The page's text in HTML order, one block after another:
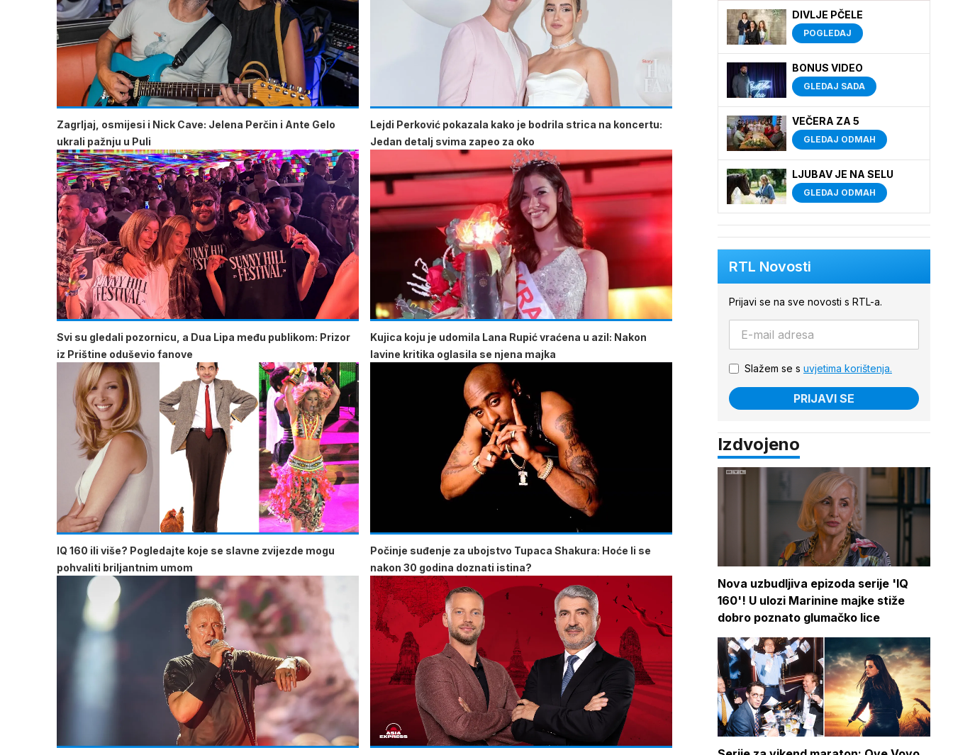
Zagrljaj, osmijesi i Nick Cave: Jelena Perčin i Ante Gelo
ukrali pažnju u Puli
Lejdi Perković pokazala kako je bodrila strica na koncertu:
Jedan detalj svima zapeo za oko
Svi su gledali pozornicu, a Dua Lipa među publikom: Prizor
iz Prištine oduševio fanove
Kujica koju je udomila Lana Rupić vraćena u azil: Nakon
lavine kritika oglasila se njena majka
IQ 160 ili više? Pogledajte koje se slavne zvijezde mogu
pohvaliti briljantnim umom
Počinje suđenje za ubojstvo Tupaca Shakura: Hoće li se
nakon 30 godina doznati istina?
DIVLJE PČELE
POGLEDAJ
BONUS VIDEO
GLEDAJ SADA
VEČERA ZA 5
GLEDAJ ODMAH
LJUBAV JE NA SELU
GLEDAJ ODMAH
RTL Novosti
Prijavi se na sve novosti s RTL-a.
Slažem se s uvjetima korištenja.
PRIJAVI SE
Izdvojeno
Nova uzbudljiva epizoda serije 'IQ
160'! U ulozi Marinine majke stiže
dobro poznato glumačko lice